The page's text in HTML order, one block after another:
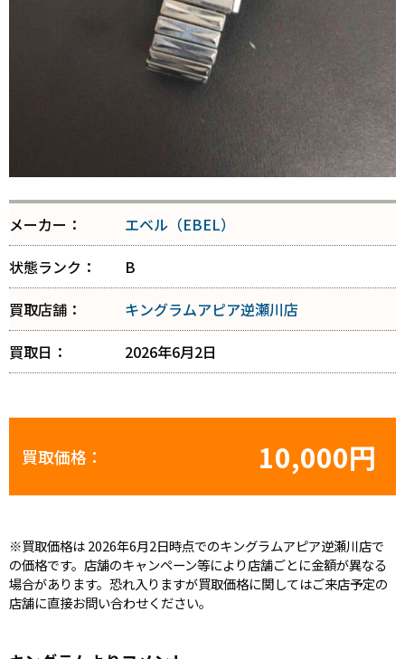
メーカー：
エベル（EBEL）
状態ランク：
B
買取店舗：
キングラムアピア逆瀬川店
買取日：
2026年6月2日
買取価格： 10,000円
※買取価格は 2026年6月2日時点でのキングラムアピア逆瀬川店で
の価格です。店舗のキャンペーン等により店舗ごとに金額が異なる
場合があります。恐れ入りますが買取価格に関してはご来店予定の
店舗に直接お問い合わせください。